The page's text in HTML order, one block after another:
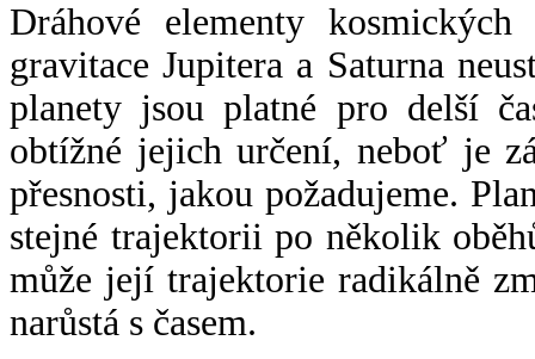
Dráhové elementy
gravitace Jupitera a Saturna
planety jsou platné pro delší
obtížné jejich určení, neboť je
přesnosti, jakou požadujeme.
stejné trajektorii po několik
může její trajektorie radikálně
narůstá s časem.